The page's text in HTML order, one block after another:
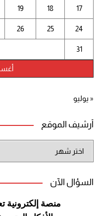
17
18
19
24
25
26
31
« يوليو
أرشيف الموقع
الموقع
السؤال الآن
منصة إلكترونية